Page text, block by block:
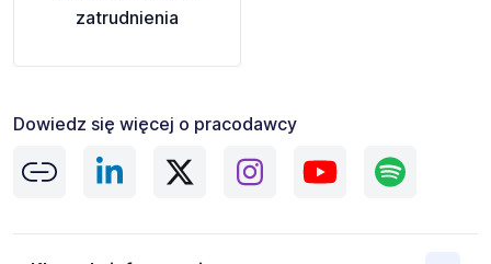
zatrudnienia
Dowiedz się więcej o pracodawcy